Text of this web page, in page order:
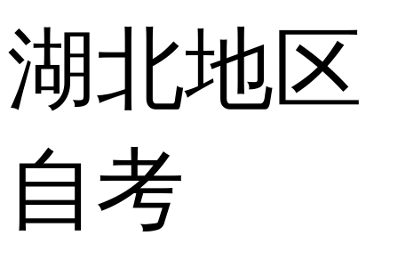
湖北地区
自考